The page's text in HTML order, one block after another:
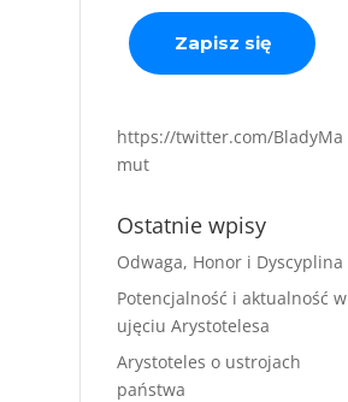
https://twitter.com/BladyMa
mut
Ostatnie wpisy
Odwaga, Honor i Dyscyplina
Potencjalność i aktualność w
ujęciu Arystotelesa
Arystoteles o ustrojach
państwa